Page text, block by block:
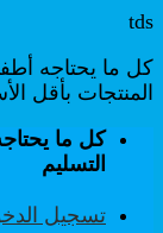
tds
كل ما يحتاجه
المنتجات بأقل
تخطي
للمحتوى
كل ما
التسليم
تسجيل